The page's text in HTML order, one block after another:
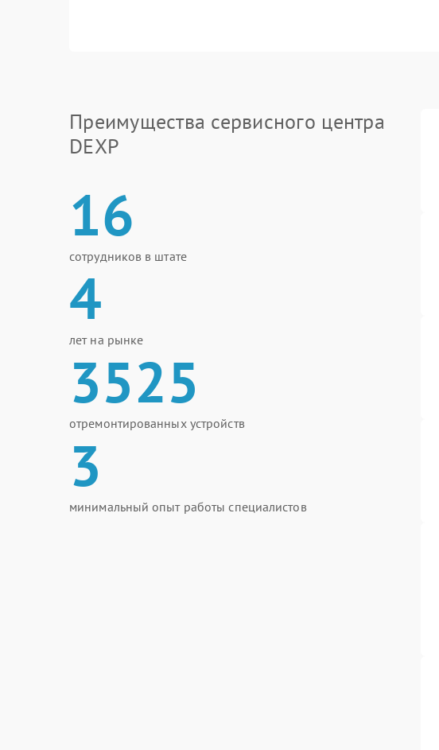
Преимущества сервисного центра
DEXP
16
сотрудников в штате
4
лет на рынке
3525
отремонтированных устройств
3
минимальный опыт работы специалистов